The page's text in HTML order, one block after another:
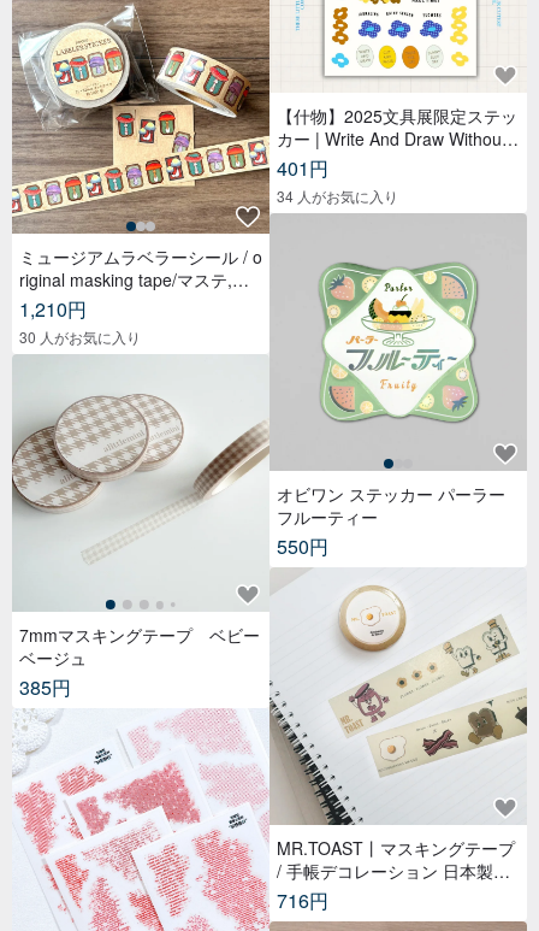
ミュージアムラベラーシール / o
riginal masking tape/マステ,美
纹纸胶带,文具,ステーショナリ
ー,紙もの,紙膠帶,贴纸
1,210円
30 人がお気に入り
7mmマスキングテープ ベビー
ベージュ
385円
【什物】2025文具展限定ステッ
カー | Write And Draw Without
Limited
401円
34 人がお気に入り
オビワン ステッカー パーラー
フルーティー
550円
MR.TOAST丨マスキングテープ
/ 手帳デコレーション 日本製和
紙 幅3cm – ブレックファストフ
レンズ
716円